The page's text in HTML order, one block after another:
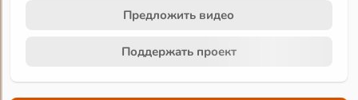
Предложить видео
Поддержать проект